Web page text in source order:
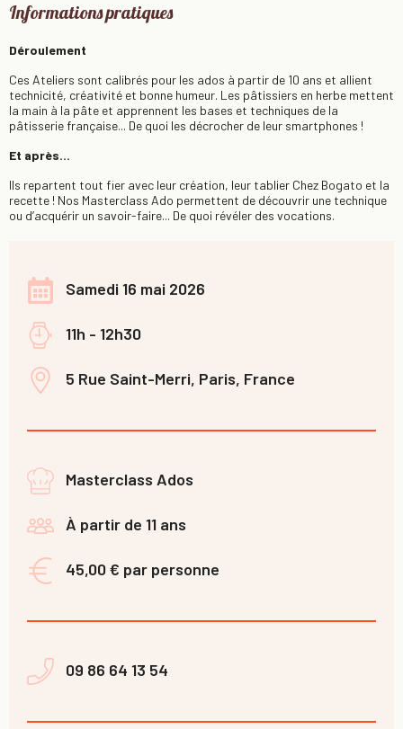
Informations pratiques
Déroulement
Ces Ateliers sont calibrés pour les ados à partir de 10 ans et allient
technicité, créativité et bonne humeur. Les pâtissiers en herbe mettent
la main à la pâte et apprennent les bases et techniques de la
pâtisserie française... De quoi les décrocher de leur smartphones !
Et après...
Ils repartent tout fier avec leur création, leur tablier Chez Bogato et la
recette ! Nos Masterclass Ado permettent de découvrir une technique
ou d’acquérir un savoir-faire... De quoi révéler des vocations.
Samedi 16 mai 2026
11h - 12h30
5 Rue Saint-Merri, Paris, France
Masterclass Ados
À partir de 11 ans
45,00 € par personne
09 86 64 13 54